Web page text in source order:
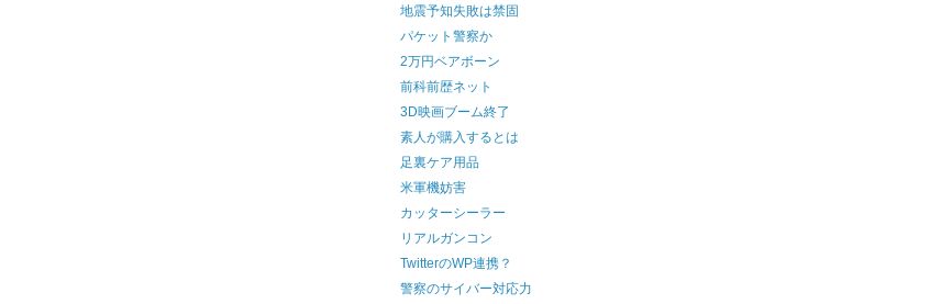
地震予知失敗は禁固
パケット警察か
2万円ベアボーン
前科前歴ネット
3D映画ブーム終了
素人が購入するとは
足裏ケア用品
米軍機妨害
カッターシーラー
リアルガンコン
TwitterのWP連携？
警察のサイバー対応力